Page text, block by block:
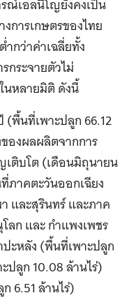
ณ์เอลนีโญยังคงเป็น
ารเกษตรของไทย
กว่าค่าเฉลี่ยทั้ง
กระจายตัวไม่
นหลายมิติ ดังนี้
(พื้นที่เพาะปลูก 66.12
องผลผลิตจากการ
เติบโต (เดือนมิถุนายน
ภาคตะวันออกเฉียง
และสุรินทร์ และภาค
ก และ กำแพงเพชร
ะหลัง (พื้นที่เพาะปลูก
ปลูก 10.08 ล้านไร่)
6.51 ล้านไร่)